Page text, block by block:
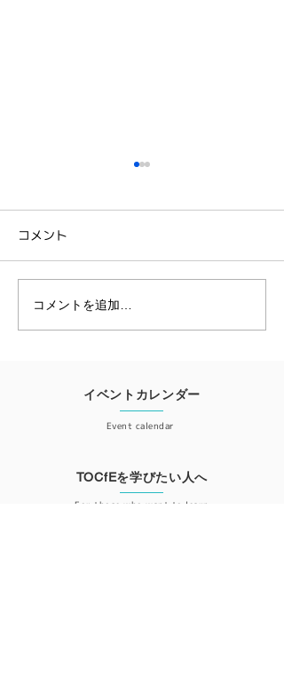
副理事長を退任しました
コメント
コメントを追加…
イベントカレンダー
Event calendar
TOCfEを学びたい人へ
For those who want to learn